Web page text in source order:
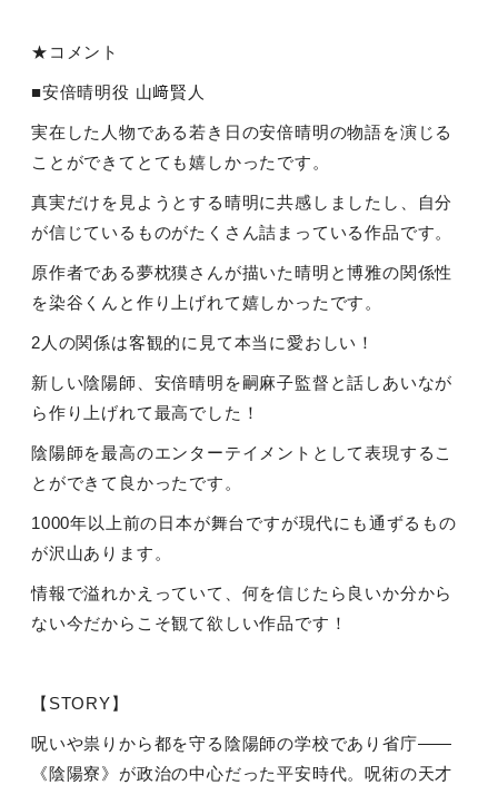
★コメント
■安倍晴明役 山﨑賢人
実在した人物である若き日の安倍晴明の物語を演じる
ことができてとても嬉しかったです。
真実だけを見ようとする晴明に共感しましたし、自分
が信じているものがたくさん詰まっている作品です。
原作者である夢枕獏さんが描いた晴明と博雅の関係性
を染谷くんと作り上げれて嬉しかったです。
2人の関係は客観的に見て本当に愛おしい！
新しい陰陽師、安倍晴明を嗣麻子監督と話しあいなが
ら作り上げれて最高でした！
陰陽師を最高のエンターテイメントとして表現するこ
とができて良かったです。
1000年以上前の日本が舞台ですが現代にも通ずるもの
が沢山あります。
情報で溢れかえっていて、何を信じたら良いか分から
ない今だからこそ観て欲しい作品です！
【STORY】
呪いや祟りから都を守る陰陽師の学校であり省庁――
《陰陽寮》が政治の中心だった平安時代。呪術の天才